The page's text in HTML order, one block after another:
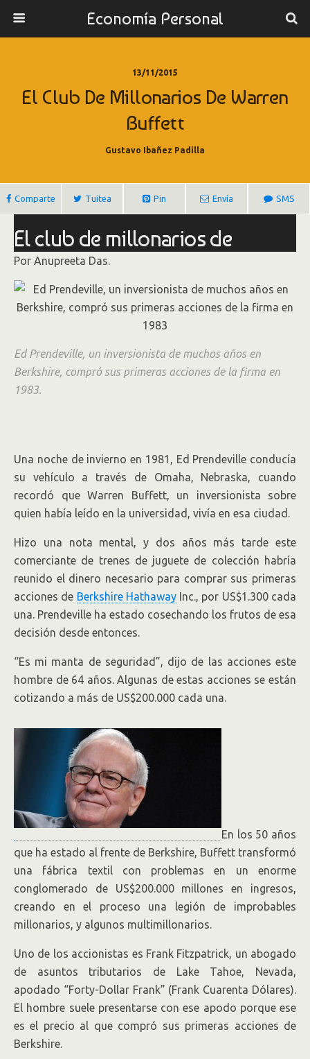
Economía Personal
13/11/2015
El Club De Millonarios De Warren
Buffett
Gustavo Ibañez Padilla
Comparte Tuitea Pin Envía SMS
El club de millonarios de
Warren Buffett
Por Anupreeta Das.
Ed Prendeville, un inversionista de muchos años en
Berkshire, compró sus primeras acciones de la firma en
1983.
Una noche de invierno en 1981, Ed Prendeville conducía
su vehículo a través de Omaha, Nebraska, cuando
recordó que Warren Buffett, un inversionista sobre
quien había leído en la universidad, vivía en esa ciudad.
Hizo una nota mental, y dos años más tarde este
comerciante de trenes de juguete de colección habría
reunido el dinero necesario para comprar sus primeras
acciones de Berkshire HathawayInc., por US$1.300 cada
una. Prendeville ha estado cosechando los frutos de esa
decisión desde entonces.
“Es mi manta de seguridad”, dijo de las acciones este
hombre de 64 años. Algunas de estas acciones se están
cotizando a más de US$200.000 cada una.
En los 50 años
que ha estado al frente de Berkshire, Buffett transformó
una fábrica textil con problemas en un enorme
conglomerado de US$200.000 millones en ingresos,
creando en el proceso una legión de improbables
millonarios, y algunos multimillonarios.
Uno de los accionistas es Frank Fitzpatrick, un abogado
de asuntos tributarios de Lake Tahoe, Nevada,
apodado “Forty-Dollar Frank” (Frank Cuarenta Dólares).
El hombre suele presentarse con ese apodo porque ese
es el precio al que compró sus primeras acciones de
Berkshire.